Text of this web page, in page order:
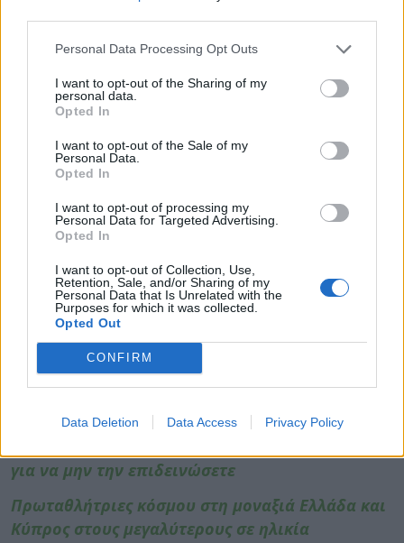
Personal Data Processing Opt Outs
I want to opt-out of the Sharing of my
personal data.
Opted In
I want to opt-out of the Sale of my
Personal Data.
Opted In
I want to opt-out of processing my
Personal Data for Targeted Advertising.
Opted In
I want to opt-out of Collection, Use,
Retention, Sale, and/or Sharing of my
Personal Data that Is Unrelated with the
Purposes for which it was collected.
Opted Out
CONFIRM
Data Deletion Data Access Privacy Policy
ημικρανία», ελπίζει ότι τόσο οι μικροβιολογικές
όσο και οι γενετικές εξετάσεις θα γίνουν
προσιτές στους ασθενείς εντός τριών έως πέντε
να ενταχθούν σε κατηγορίες για τις οποίες
υπάρχουν στοχευμένες διαιτητικές και ιατρικές
παρεμβάσεις.
«Πλησιάζουμε σε αυτά τα πράγματα τώρα», λέει
ο ίδιος. «Με μια σπουδαία μελέτη όπως αυτή, με
σημαντικές πληροφορίες για διάφορα είδη,
έχουμε κάποια στοιχεία».
Πηγή:WebMD
Φωτογραφία:iStock
ΔΙΑΒΑΣΤΕ ΕΠΙΣΗΣ:
για να μην την επιδεινώσετε
Πρωταθλήτριες κόσμου στη μοναξιά Ελλάδα και
Κύπρος στους μεγαλύτερους σε ηλικία